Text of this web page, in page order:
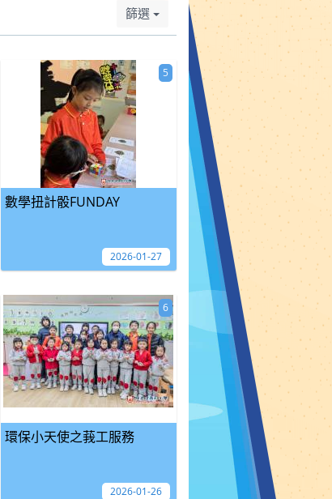
篩選
數學扭計骰FUNDAY
5
2026-01-27
環保小天使之莪工服務
6
2026-01-26